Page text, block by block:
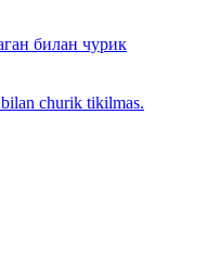
билан чурик
churik tikilmas.